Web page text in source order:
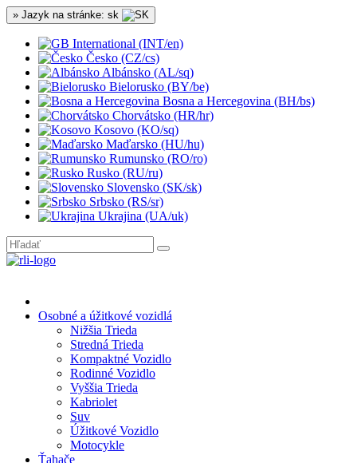
» Jazyk na stránke: sk
International (INT/en)
Česko (CZ/cs)
Albánsko (AL/sq)
Bielorusko (BY/be)
Bosna a Hercegovina (BH/bs)
Chorvátsko (HR/hr)
Kosovo (KO/sq)
Maďarsko (HU/hu)
Rumunsko (RO/ro)
Rusko (RU/ru)
Slovensko (SK/sk)
Srbsko (RS/sr)
Ukrajina (UA/uk)
Osobné a úžitkové vozidlá
Nižšia Trieda
Stredná Trieda
Kompaktné Vozidlo
Rodinné Vozidlo
Vyššia Trieda
Kabriolet
Suv
Úžitkové Vozidlo
Motocykle
Ťahače